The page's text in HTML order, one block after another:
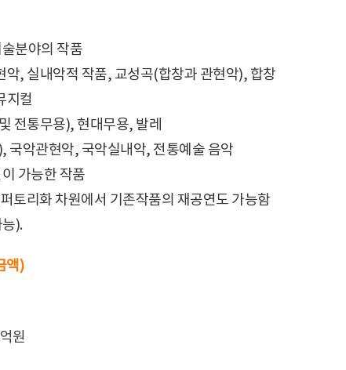
분야의 작품
악, 실내악적 작품, 교성곡(합창과 관현악), 합창
지컬
전통무용), 현대무용, 발레
국악관현악, 국악실내악, 전통예술 음악
가능한 작품
토리화 차원에서 기존작품의 재공연도 가능함
).
액)
원